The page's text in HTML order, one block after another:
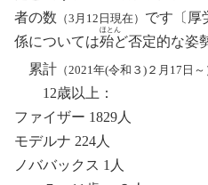
者の数 （3月12日現在） です 〔 厚
係については殆ど
ほとん
否定的な姿
累計 （2021年(令和３)２月17日～
12歳以上：
ファイザー 1829人
モデルナ 224人
ノババックス 1人